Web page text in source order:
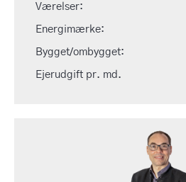
Værelser:
Energimærke:
Bygget/ombygget:
Ejerudgift pr. md.